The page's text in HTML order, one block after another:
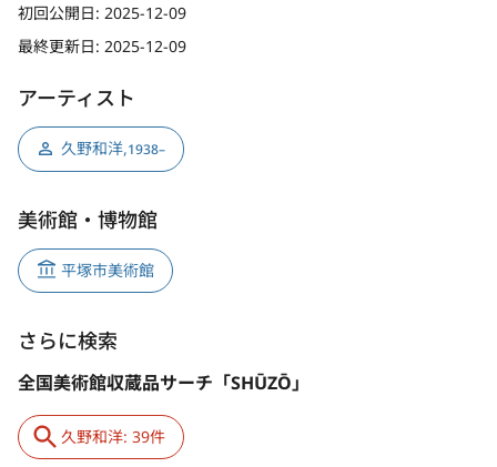
初回公開日: 2025-12-09
最終更新日: 2025-12-09
アーティスト
久野和洋,1938–
美術館・博物館
平塚市美術館
さらに検索
全国美術館収蔵品サーチ「SHŪZŌ」
久野和洋: 39件